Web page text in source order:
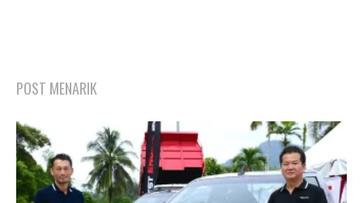
POST MENARIK